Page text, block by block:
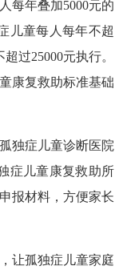
每年叠加5000元的
儿童每人每年不超
过25000元执行。
康复救助标准基础
独症儿童诊断医院
症儿童康复救助所
报材料，方便家长
让孤独症儿童家庭